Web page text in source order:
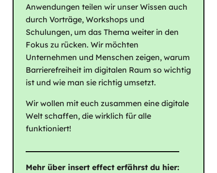
Anwendungen teilen wir unser Wissen auch
durch Vorträge, Workshops und
Schulungen, um das Thema weiter in den
Fokus zu rücken. Wir möchten
Unternehmen und Menschen zeigen, warum
Barrierefreiheit im digitalen Raum so wichtig
ist und wie man sie richtig umsetzt.
Wir wollen mit euch zusammen eine digitale
Welt schaffen, die wirklich für alle
funktioniert!
Mehr über insert effect erfährst du hier: